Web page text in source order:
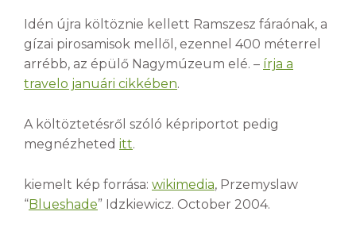
Idén újra költöznie kellett Ramszesz fáraónak, a
gízai pirosamisok mellől, ezennel 400 méterrel
arrébb, az épülő Nagymúzeum elé. – írja a
travelo januári cikkében.
A költöztetésről szóló képriportot pedig
megnézheted itt.
kiemelt kép forrása: wikimedia, Przemyslaw
“Blueshade” Idzkiewicz. October 2004.